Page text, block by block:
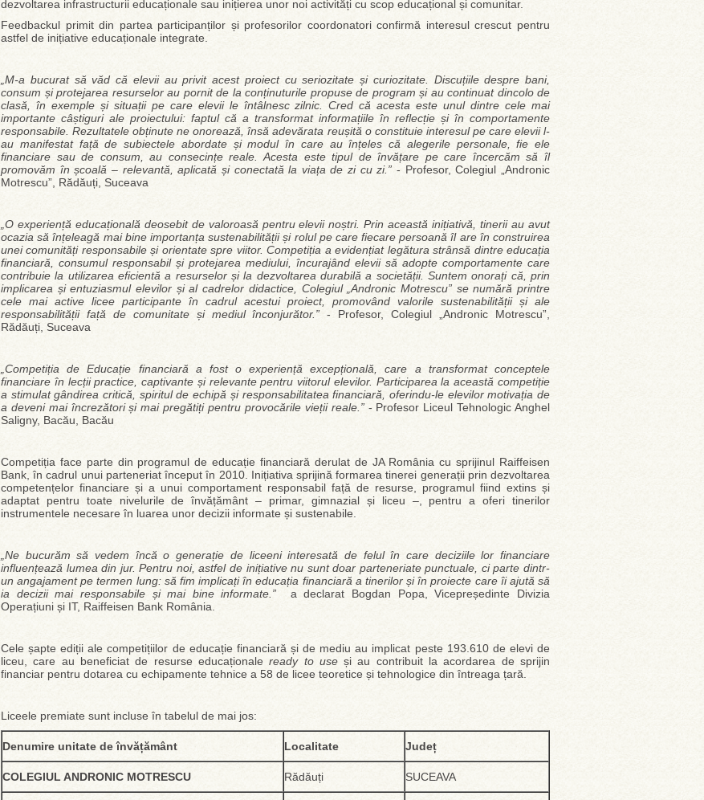
dezvoltarea infrastructurii educaționale sau inițierea unor noi activități cu scop educațional și comunitar.
Feedbackul primit din partea participanților și profesorilor coordonatori confirmă interesul crescut pentru
astfel de inițiative educaționale integrate.
„M-a bucurat să văd că elevii au privit acest proiect cu seriozitate și curiozitate. Discuțiile despre bani,
consum și protejarea resurselor au pornit de la conținuturile propuse de program și au continuat dincolo de
clasă, în exemple și situații pe care elevii le întâlnesc zilnic. Cred că acesta este unul dintre cele mai
importante câștiguri ale proiectului: faptul că a transformat informațiile în reflecție și în comportamente
responsabile. Rezultatele obținute ne onorează, însă adevărata reușită o constituie interesul pe care elevii l-
au manifestat față de subiectele abordate și modul în care au înțeles că alegerile personale, fie ele
financiare sau de consum, au consecințe reale. Acesta este tipul de învățare pe care încercăm să îl
promovăm în școală – relevantă, aplicată și conectată la viața de zi cu zi.”- Profesor, Colegiul „Andronic
Motrescu”, Rădăuți, Suceava
„O experiență educațională deosebit de valoroasă pentru elevii noștri. Prin această inițiativă, tinerii au avut
ocazia să înțeleagă mai bine importanța sustenabilității și rolul pe care fiecare persoană îl are în construirea
unei comunități responsabile și orientate spre viitor. Competiția a evidențiat legătura strânsă dintre educația
financiară, consumul responsabil și protejarea mediului, încurajând elevii să adopte comportamente care
contribuie la utilizarea eficientă a resurselor și la dezvoltarea durabilă a societății. Suntem onorați că, prin
implicarea și entuziasmul elevilor și al cadrelor didactice, Colegiul „Andronic Motrescu” se numără printre
cele mai active licee participante în cadrul acestui proiect, promovând valorile sustenabilității și ale
responsabilității față de comunitate și mediul înconjurător.”- Profesor, Colegiul „Andronic Motrescu”,
Rădăuți, Suceava
„Competiția de Educație financiară a fost o experiență excepțională, care a transformat conceptele
financiare în lecții practice, captivante și relevante pentru viitorul elevilor. Participarea la această competiție
a stimulat gândirea critică, spiritul de echipă și responsabilitatea financiară, oferindu-le elevilor motivația de
a deveni mai încrezători și mai pregătiți pentru provocările vieții reale.” - Profesor Liceul Tehnologic Anghel
Saligny, Bacău, Bacău
Competiția face parte din programul de educație financiară derulat de JA România cu sprijinul Raiffeisen
Bank, în cadrul unui parteneriat început în 2010. Inițiativa sprijină formarea tinerei generații prin dezvoltarea
competențelor financiare și a unui comportament responsabil față de resurse, programul fiind extins și
adaptat pentru toate nivelurile de învățământ – primar, gimnazial și liceu –, pentru a oferi tinerilor
instrumentele necesare în luarea unor decizii informate și sustenabile.
„Ne bucurăm să vedem încă o generație de liceeni interesată de felul în care deciziile lor financiare
influențează lumea din jur. Pentru noi, astfel de inițiative nu sunt doar parteneriate punctuale, ci parte dintr-
un angajament pe termen lung: să fim implicați în educația financiară a tinerilor și în proiecte care îi ajută să
ia decizii mai responsabile și mai bine informate.”
a declarat Bogdan Popa, Vicepreședinte Divizia
Operațiuni și IT, Raiffeisen Bank România.
Cele șapte ediții ale competițiilor de educație financiară și de mediu au implicat peste 193.610 de elevi de
liceu, care au beneficiat de resurse educaționaleready to useși au contribuit la acordarea de sprijin
financiar pentru dotarea cu echipamente tehnice a 58 de licee teoretice și tehnologice din întreaga țară.
Liceele premiate sunt incluse în tabelul de mai jos:
Denumire unitate de învățământ Localitate Județ
COLEGIUL ANDRONIC MOTRESCU Rădăuți SUCEAVA